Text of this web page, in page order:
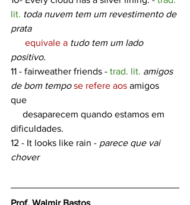
lit. toda nuvem tem um revestimento de
prata
      equivale a
tudo tem um lado
positivo.
11 - fairweather friends - trad. lit. amigos
de bom tempo se refere aos amigos
que
dificuldades.
12 - It looks like rain - parece que vai
chover
Prof. Walmir Bastos